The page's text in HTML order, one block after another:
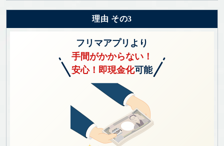
理由 その3
フリマアプリより
手間がかからない！
安心！即現金化可能